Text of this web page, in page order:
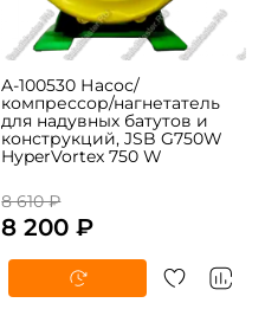
A-100530 Насос/
компрессор/нагнетатель
для надувных батутов и
конструкций, JSB G750W
HyperVortex 750 W
8 610 ₽
8 200 ₽